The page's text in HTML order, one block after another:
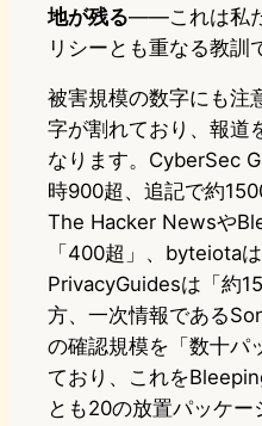
地が残る——これは私
リシーとも重なる教訓
被害規模の数字にも注
字が割れており、報道
なります。CyberSec
時900超、追記で約
The Hacker Newsや
「400超」、byteiota
PrivacyGuidesは「約
方、一次情報である
の確認規模を「数十パ
ており、これを
とも20の放置パッケー